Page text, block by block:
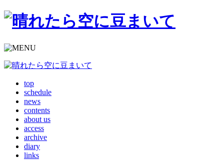
top
schedule
news
contents
about us
access
archive
diary
links